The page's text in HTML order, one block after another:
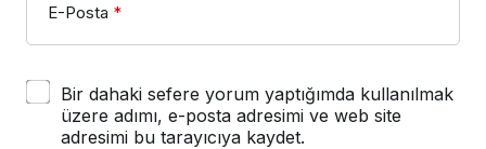
E-Posta *
Bir dahaki sefere yorum yaptığımda kullanılmak
üzere adımı, e-posta adresimi ve web site
adresimi bu tarayıcıya kaydet.